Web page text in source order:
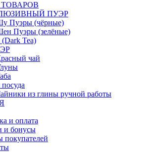
ПУЭР
Пуэры (чёрные)
Пуэры (зелёные)
Tea)
чай
из глины ручной работы
и оплата
и бонусы
покупателей